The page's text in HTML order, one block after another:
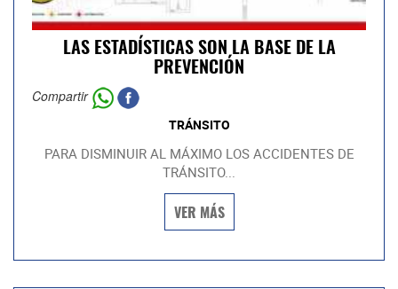
LAS ESTADÍSTICAS SON LA BASE DE LA
PREVENCIÓN
Compartir
TRÁNSITO
PARA DISMINUIR AL MÁXIMO LOS ACCIDENTES DE
TRÁNSITO...
VER MÁS